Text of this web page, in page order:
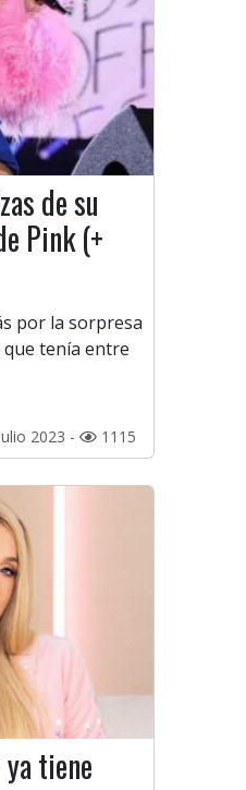
de su
Pink (+
por la sorpresa
tenía entre
2023 - 1115
tiene